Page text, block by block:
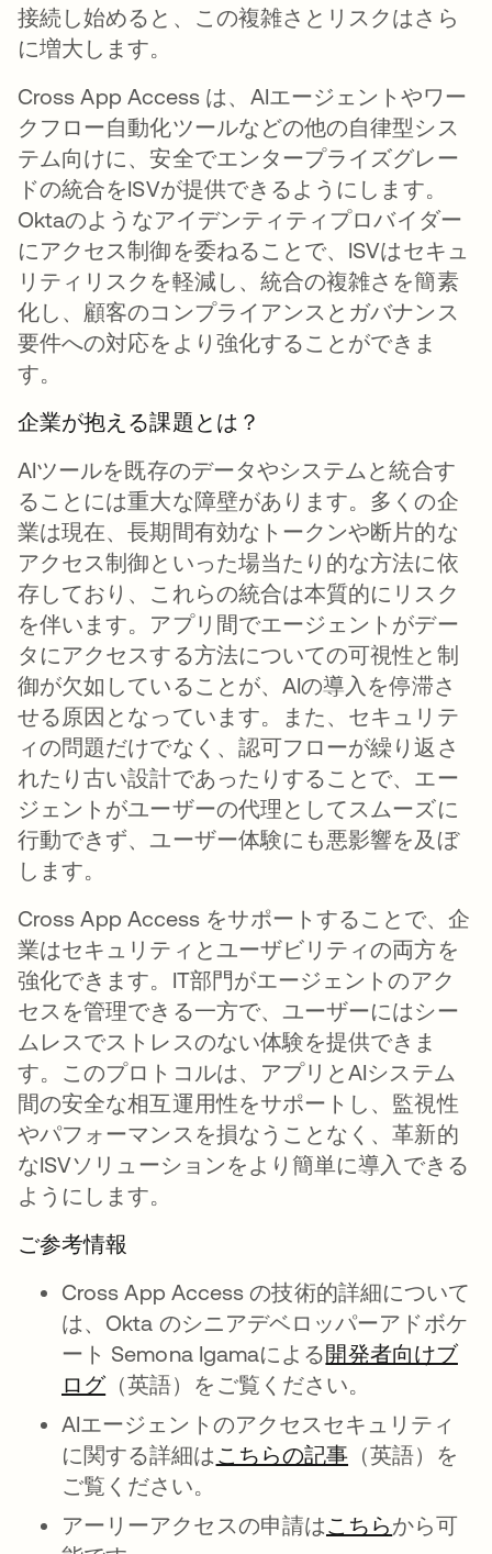
接続し始めると、この複雑さとリスクはさら
に増大します。
Cross App Access は、AIエージェントやワー
クフロー自動化ツールなどの他の自律型シス
テム向けに、安全でエンタープライズグレー
ドの統合をISVが提供できるようにします。
Oktaのようなアイデンティティプロバイダー
にアクセス制御を委ねることで、ISVはセキュ
リティリスクを軽減し、統合の複雑さを簡素
化し、顧客のコンプライアンスとガバナンス
要件への対応をより強化することができま
す。
企業が抱える課題とは？
AIツールを既存のデータやシステムと統合す
ることには重大な障壁があります。多くの企
業は現在、長期間有効なトークンや断片的な
アクセス制御といった場当たり的な方法に依
存しており、これらの統合は本質的にリスク
を伴います。アプリ間でエージェントがデー
タにアクセスする方法についての可視性と制
御が欠如していることが、AIの導入を停滞さ
せる原因となっています。また、セキュリテ
ィの問題だけでなく、認可フローが繰り返さ
れたり古い設計であったりすることで、エー
ジェントがユーザーの代理としてスムーズに
行動できず、ユーザー体験にも悪影響を及ぼ
します。
Cross App Access をサポートすることで、企
業はセキュリティとユーザビリティの両方を
強化できます。IT部門がエージェントのアク
セスを管理できる一方で、ユーザーにはシー
ムレスでストレスのない体験を提供できま
す。このプロトコルは、アプリとAIシステム
間の安全な相互運用性をサポートし、監視性
やパフォーマンスを損なうことなく、革新的
なISVソリューションをより簡単に導入できる
ようにします。
ご参考情報
Cross App Access の技術的詳細について
は、Okta のシニアデベロッパーアドボケ
ート Semona Igamaによる開発者向けブ
ログ（英語）をご覧ください。
AIエージェントのアクセスセキュリティ
に関する詳細は こちらの記事 （英語）を
ご覧ください。
アーリーアクセスの申請はこちらから可